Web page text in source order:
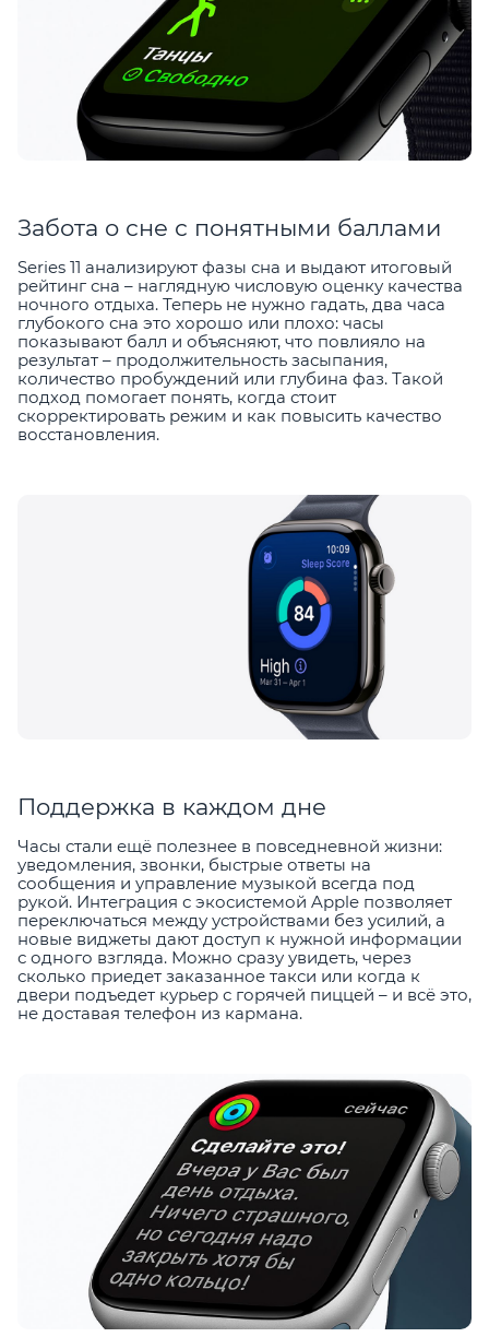
Забота о сне с понятными баллами
Series 11 анализируют фазы сна и выдают итоговый
рейтинг сна – наглядную числовую оценку качества
ночного отдыха. Теперь не нужно гадать, два часа
глубокого сна это хорошо или плохо: часы
показывают балл и объясняют, что повлияло на
результат – продолжительность засыпания,
количество пробуждений или глубина фаз. Такой
подход помогает понять, когда стоит
скорректировать режим и как повысить качество
восстановления.
Поддержка в каждом дне
Часы стали ещё полезнее в повседневной жизни:
уведомления, звонки, быстрые ответы на
сообщения и управление музыкой всегда под
рукой. Интеграция с экосистемой Apple позволяет
переключаться между устройствами без усилий, а
новые виджеты дают доступ к нужной информации
с одного взгляда. Можно сразу увидеть, через
сколько приедет заказанное такси или когда к
двери подъедет курьер с горячей пиццей – и всё это,
не доставая телефон из кармана.